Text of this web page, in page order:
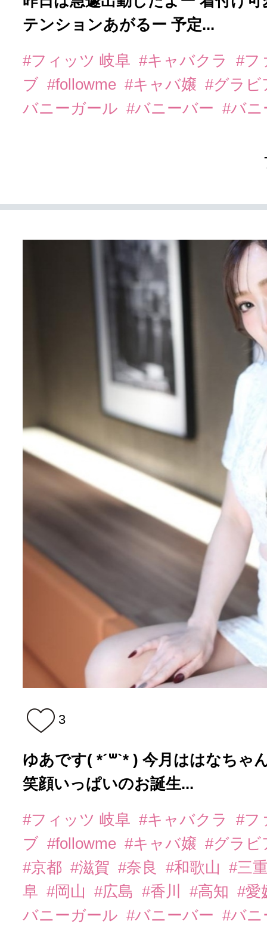
テンションあがるー 予定...
#フィッツ 岐阜 #キャバクラ
#フ
ブ #followme #キャバ嬢 #グラ
バニーガール #バニーバー #バ
3
ゆあです( *´꒳`* ) 今月ははなちゃ
笑顔いっぱいのお誕生...
#フィッツ 岐阜 #キャバクラ
#フ
ブ #followme #キャバ嬢 #グラ
#京都 #滋賀 #奈良 #和歌山
#三
阜 #岡山 #広島 #香川 #高知 #愛
バニーガール #バニーバー #バ